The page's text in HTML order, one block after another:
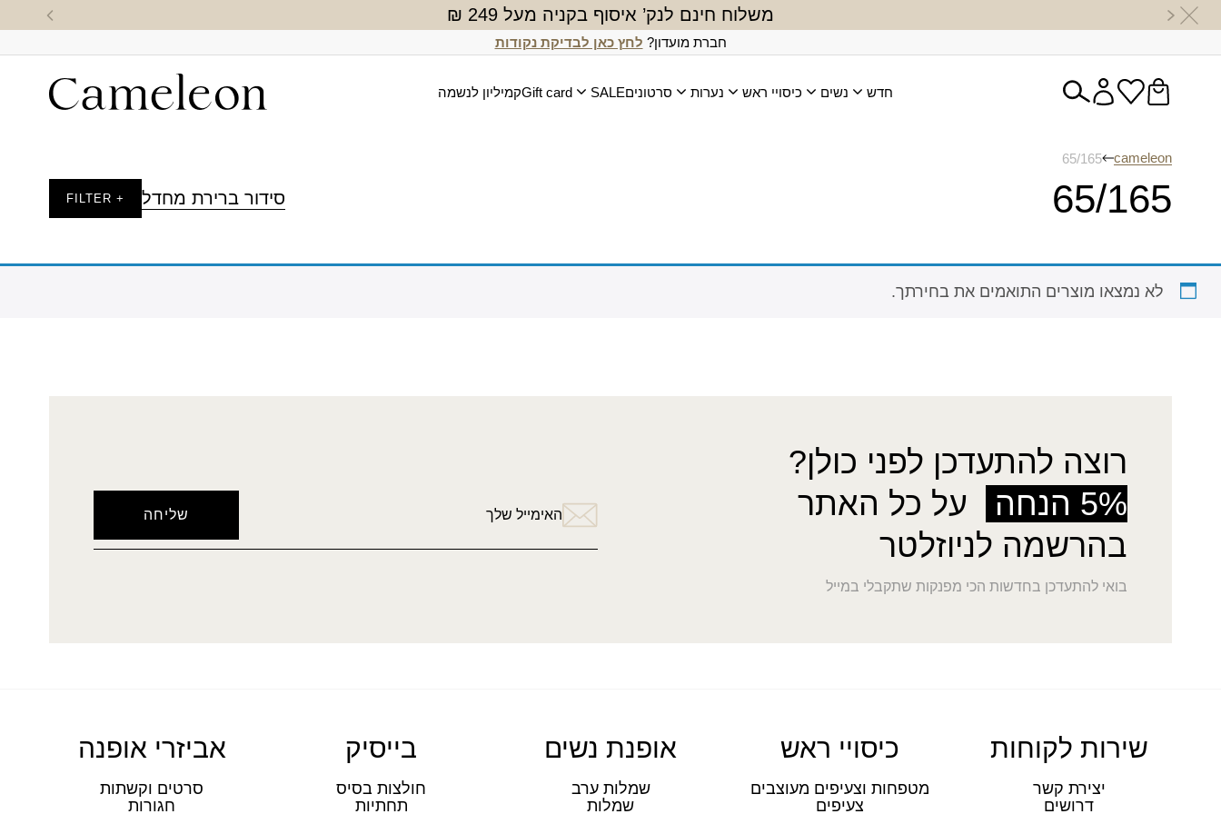
משלוח חינם לנק’ איסוף בקניה מעל 249 ₪
חברת מועדון? לחץ כאן לבדיקת נקודות
חדש נשים כיסויי ראש נערות סרטוניםSALE
Gift cardקמיליון לנשמה
cameleon
65/165
65/165 סידור ברירת מחדל + FILTER
לא נמצאו מוצרים התואמים את בחירתך.
רוצה להתעדכן לפני כולן?
5% הנחה
על כל האתר
בהרשמה לניוזלטר
בואי להתעדכן בחדשות הכי מפנקות שתקבלי במייל
האימייל שלך
שירות לקוחות
יצירת קשר
דרושים
כיסויי ראש
מטפחות וצעיפים מעוצבים
צעיפים
אופנת נשים
שמלות ערב
שמלות
בייסיק
חולצות בסיס
תחתיות
אביזרי אופנה
סרטים וקשתות
חגורות